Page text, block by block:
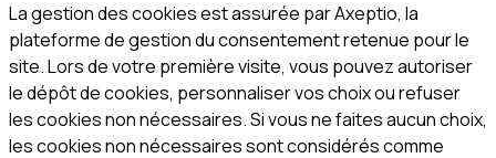
La gestion des cookies est assurée par Axeptio, la
plateforme de gestion du consentement retenue pour le
site. Lors de votre première visite, vous pouvez autoriser
le dépôt de cookies, personnaliser vos choix ou refuser
les cookies non nécessaires. Si vous ne faites aucun choix,
les cookies non nécessaires sont considérés comme